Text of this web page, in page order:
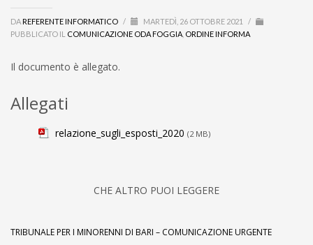
DA REFERENTE INFORMATICO / MARTEDÌ, 26 OTTOBRE 2021
/
PUBBLICATO IL COMUNICAZIONE ODA FOGGIA ORDINE INFORMA
Il documento è allegato.
Allegati
relazione_sugli_esposti_2020 (2 MB)
CHE ALTRO PUOI LEGGERE
TRIBUNALE PER I MINORENNI DI BARI – COMUNICAZIONE URGENTE